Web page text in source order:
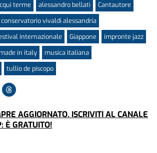
terme alessandro bellati
Cantautore
conservatorio vivaldi alessandria
internazionale Giappone
impronte jazz
made in italy
musica italiana
tullio de piscopo
AGGIORNATO. ISCRIVITI AL CANALE
È GRATUITO!